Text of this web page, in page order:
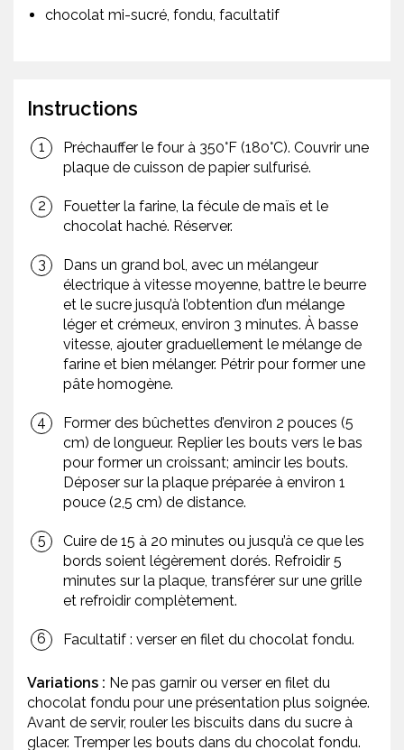
chocolat mi-sucré, fondu, facultatif
Instructions
Préchauffer le four à 350°F (180°C). Couvrir une
plaque de cuisson de papier sulfurisé.
Fouetter la farine, la fécule de maïs et le
chocolat haché. Réserver.
Dans un grand bol, avec un mélangeur
électrique à vitesse moyenne, battre le beurre
et le sucre jusqu’à l’obtention d’un mélange
léger et crémeux, environ 3 minutes. À basse
vitesse, ajouter graduellement le mélange de
farine et bien mélanger. Pétrir pour former une
pâte homogène.
Former des bûchettes d’environ 2 pouces (5
cm) de longueur. Replier les bouts vers le bas
pour former un croissant; amincir les bouts.
Déposer sur la plaque préparée à environ 1
pouce (2,5 cm) de distance.
Cuire de 15 à 20 minutes ou jusqu’à ce que les
bords soient légèrement dorés. Refroidir 5
minutes sur la plaque, transférer sur une grille
et refroidir complètement.
Facultatif : verser en filet du chocolat fondu.
Variations : Ne pas garnir ou verser en filet du
chocolat fondu pour une présentation plus soignée.
Avant de servir, rouler les biscuits dans du sucre à
glacer. Tremper les bouts dans du chocolat fondu.